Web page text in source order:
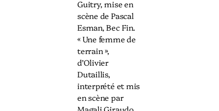
Guitry, mise en
scène de Pascal
Esman, Bec Fin.
« Une femme de
terrain »,
d’Olivier
Dutaillis,
interprété et mis
en scène par